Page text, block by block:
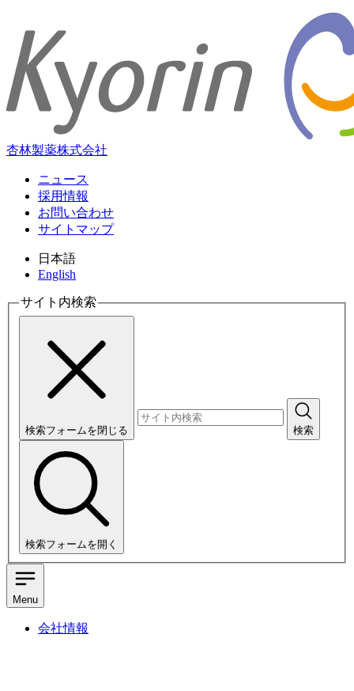
杏林製薬株式会社
ニュース
採用情報
お問い合わせ
サイトマップ
日本語
English
サイト内検索
検索フォームを閉じる 検索
検索フォームを開く
Menu
会社情報